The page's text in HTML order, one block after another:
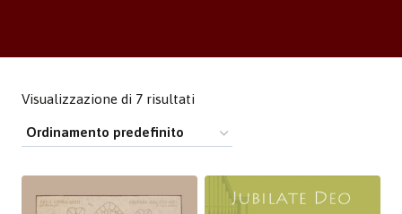
Visualizzazione di 7 risultati